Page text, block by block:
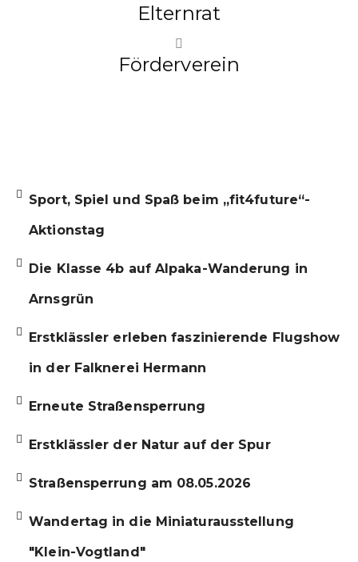
Elternrat
Förderverein
Sport, Spiel und Spaß beim „fit4future“-
Aktionstag
Die Klasse 4b auf Alpaka-Wanderung in
Arnsgrün
Erstklässler erleben faszinierende Flugshow
in der Falknerei Hermann
Erneute Straßensperrung
Erstklässler der Natur auf der Spur
Straßensperrung am 08.05.2026
Wandertag in die Miniaturausstellung
"Klein-Vogtland"